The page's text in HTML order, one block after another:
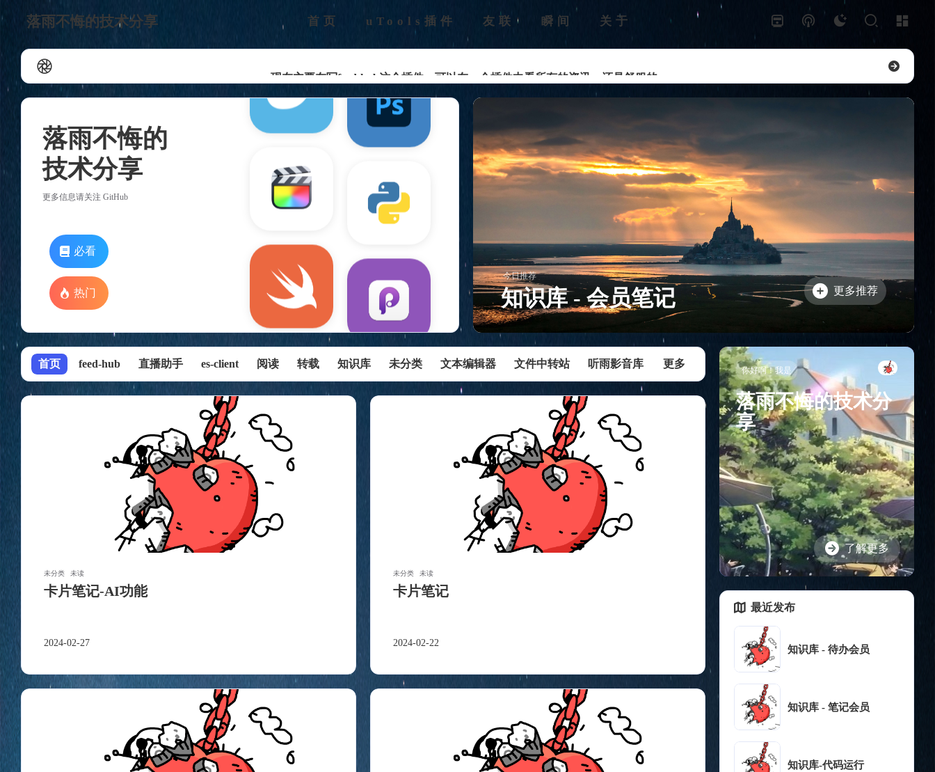
落雨不悔的技术分享 首页 uTools插件 友联 瞬间 关于
现在主要在写feed-hub这个插件，可以在一个插件中看所有的资讯，还是舒服的
落雨不悔的
技术分享
更多信息请关注 GitHub
必看
热门
荐
知识库 - 待办会员 知识库 - 笔记会员 知识库-代码运行
feed教程-示例：丁香医生 feed教程-示例：RSS源
荐
feed-hub教程：内容规则
今日推荐
知识库 - 会员笔记 更多推荐
首页 feed-hub 直播助手 es-client 阅读 转载 知识库 未分类 文本编辑器 文件中转站 听雨影音库 任务助手 utools插件 docker 默认分类
更多
未分类 未读
卡片笔记-AI功能
2024-02-27
未分类 未读
卡片笔记
2024-02-22
你好啊！我是
落雨不悔的技术分
享
了解更多
最近发布
知识库 - 待办会员
知识库 - 笔记会员
知识库-代码运行